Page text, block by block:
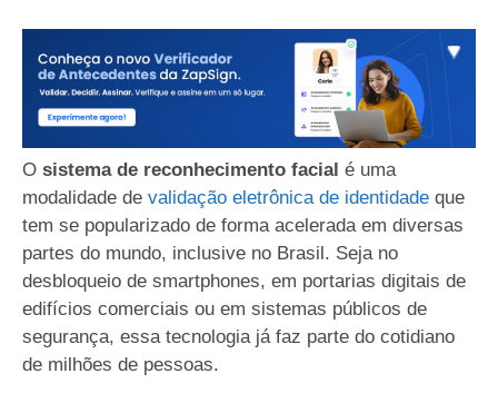
O sistema de reconhecimento facial é uma
modalidade de validação eletrônica de identidade que
tem se popularizado de forma acelerada em diversas
partes do mundo, inclusive no Brasil. Seja no
desbloqueio de smartphones, em portarias digitais de
edifícios comerciais ou em sistemas públicos de
segurança, essa tecnologia já faz parte do cotidiano
de milhões de pessoas.